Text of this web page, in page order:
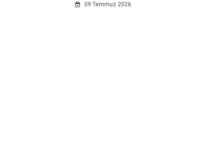
09 Temmuz 2026